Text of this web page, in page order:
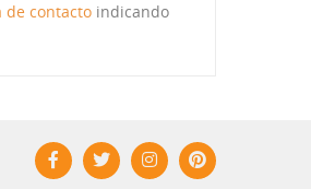
de contacto indicando